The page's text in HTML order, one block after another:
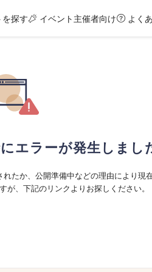
を探す イベント主催者向け よく
エラーが発生しまし
たか、公開準備中などの理由により現
が、下記のリンクよりお探しください。